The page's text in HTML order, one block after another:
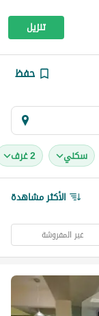
تنزيل
حفظ
سكني 2 غرف
الأكثر مشاهدة
غير المفروشة